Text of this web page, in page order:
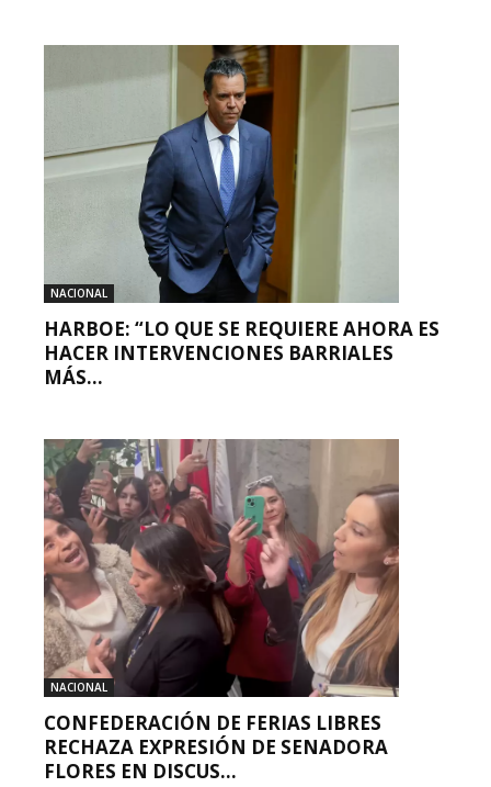
NACIONAL
HARBOE: “LO QUE SE REQUIERE AHORA ES
HACER INTERVENCIONES BARRIALES
MÁS...
NACIONAL
CONFEDERACIÓN DE FERIAS LIBRES
RECHAZA EXPRESIÓN DE SENADORA
FLORES EN DISCUS...